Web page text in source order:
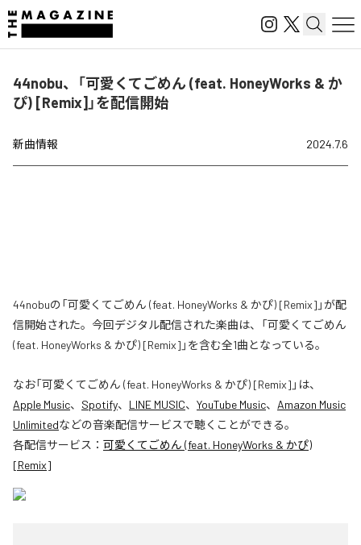
44nobu、「可愛くてごめん (feat. HoneyWorks & か
ぴ) [Remix]」を配信開始
新曲情報 2024.7.6
44nobuの「可愛くてごめん (feat. HoneyWorks & かぴ) [Remix]」が配
信開始された。今回デジタル配信された楽曲は、「可愛くてごめん
(feat. HoneyWorks & かぴ) [Remix]」を含む全1曲となっている。
なお「可愛くてごめん (feat. HoneyWorks & かぴ) [Remix] 」は、
Apple Music、 Spotify、 LINE MUSIC、 YouTube Music、 Amazon Music
Unlimitedなどの音楽配信サービスで聴くことができる。
各配信サービス： 可愛くてごめん (feat. HoneyWorks & かぴ)
[Remix]